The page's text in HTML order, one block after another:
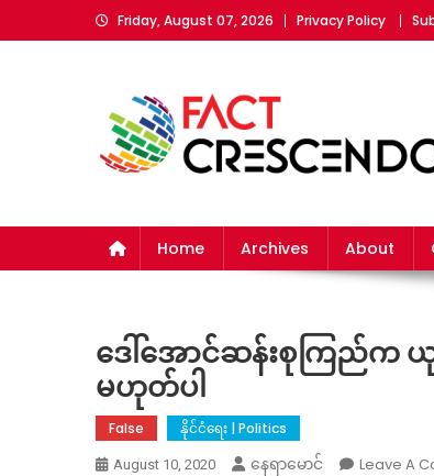
to
Friday, August 07, 2026 Privacy Policy
Home Archives About
ဒေါ်အောင်ဆန်းစုကြည်က
မဟုတ်ပါ
False နိုင်ငံရေး | Politics
August 10, 2020 နေရာမောင် Leave A